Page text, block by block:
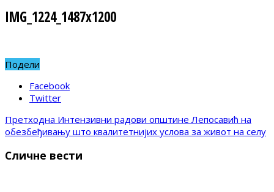
IMG_1224_1487x1200
Подели
Facebook
Twitter
Претходна Интензивни радови општине Лепосавић на
обезбеђивању што квалитетнијих услова за живот на селу
Сличне вести